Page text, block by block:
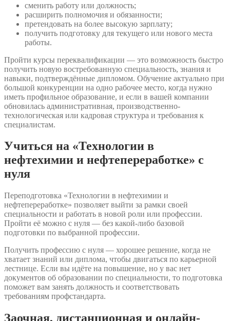
сменить работу или должность;
расширить полномочия и обязанности;
претендовать на более высокую зарплату;
получить подготовку для текущего или нового места
работы.
Пройти курсы переквалификации — это возможность быстро
получить новую востребованную специальность, знания и
навыки, подтверждённые дипломом. Обучение актуально при
большой конкуренции на одно рабочее место, когда нужно
иметь профильное образование, и если в вашей компании
обновилась административная, производственно-
технологическая или кадровая структура и требования к
специалистам.
Учиться на «Технологии в
нефтехимии и нефтепереработке» с
нуля
Переподготовка «Технологии в нефтехимии и
нефтепереработке» позволяет выйти за рамки своей
специальности и работать в новой роли или профессии.
Пройти её можно с нуля — без какой-либо базовой
подготовки по выбранной профессии.
Получить профессию с нуля — хорошее решение, когда не
хватает знаний или диплома, чтобы двигаться по карьерной
лестнице. Если вы идёте на повышение, но у вас нет
документов об образовании по специальности, то подготовка
поможет вам занять должность и соответствовать
требованиям профстандарта.
Заочная, дистанционная и онлайн-